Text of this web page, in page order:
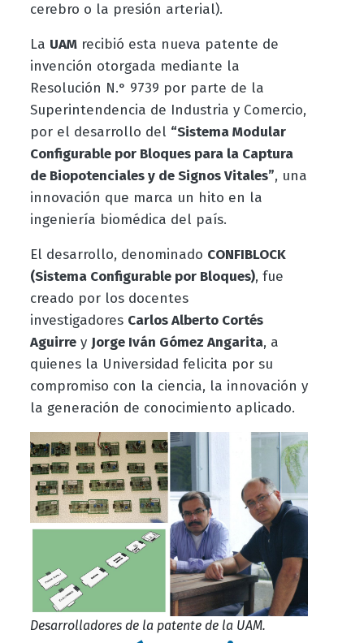
cerebro o la presión arterial).
La UAMrecibió esta nueva patente de
invención otorgada mediante la
Resolución N.° 9739 por parte de la
Superintendencia de Industria y Comercio,
por el desarrollo del “Sistema Modular
Configurable por Bloques para la Captura
de Biopotenciales y de Signos Vitales”, una
innovación que marca un hito en la
ingeniería biomédica del país.
El desarrollo, denominado CONFIBLOCK
(Sistema Configurable por Bloques), fue
creado por los docentes
investigadores Carlos Alberto Cortés
Aguirrey Jorge Iván Gómez Angarita, a
quienes la Universidad felicita por su
compromiso con la ciencia, la innovación y
la generación de conocimiento aplicado.
Desarrolladores de la patente de la UAM.